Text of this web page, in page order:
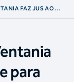
FAZ JUS AO
DA
2025
para